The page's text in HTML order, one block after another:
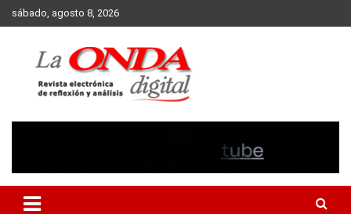
Skip
to
sábado, agosto 8, 2026